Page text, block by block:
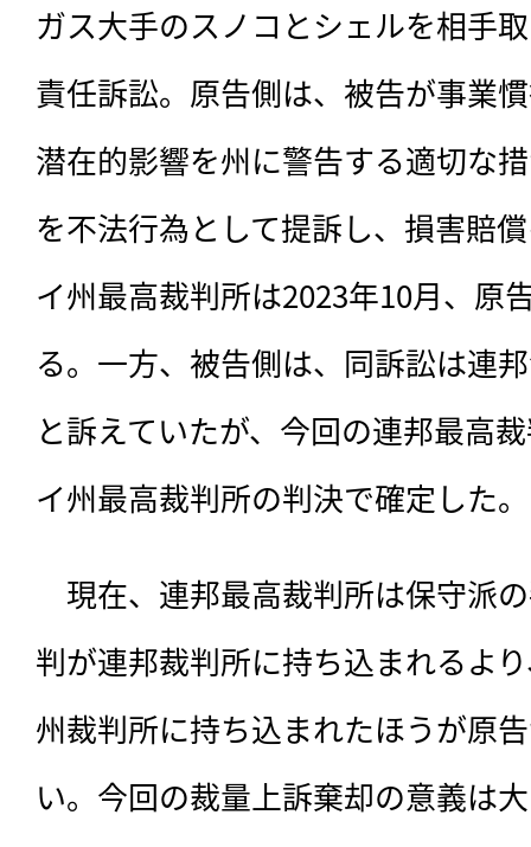
ガス大手のスノコとシェルを相手
責任訴訟。原告側は、被告が事業
潜在的影響を州に警告する適切な
を不法行為として提訴し、損害賠
イ州最高裁判所は2023年10月、原
る。一方、被告側は、同訴訟は連
と訴えていたが、今回の連邦最高
イ州最高裁判所の判決で確定した。
現在、連邦最高裁判所は保守派
判が連邦裁判所に持ち込まれるよ
州裁判所に持ち込まれたほうが原
い。今回の裁量上訴棄却の意義は